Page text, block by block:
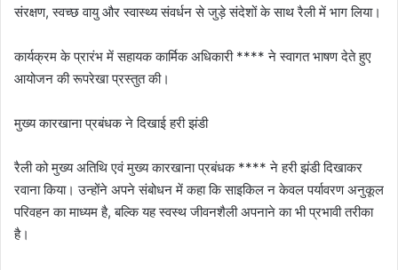
संरक्षण, स्वच्छ वायु और स्वास्थ्य संवर्धन से जुड़े संदेशों के साथ रैली में भाग लिया।
कार्यक्रम के प्रारंभ में सहायक कार्मिक अधिकारी **** ने स्वागत भाषण देते हुए
आयोजन की रूपरेखा प्रस्तुत की।
मुख्य कारखाना प्रबंधक ने दिखाई हरी झंडी
रैली को मुख्य अतिथि एवं मुख्य कारखाना प्रबंधक **** ने हरी झंडी दिखाकर
रवाना किया। उन्होंने अपने संबोधन में कहा कि साइकिल न केवल पर्यावरण अनुकूल
परिवहन का माध्यम है, बल्कि यह स्वस्थ जीवनशैली अपनाने का भी प्रभावी तरीका
है।